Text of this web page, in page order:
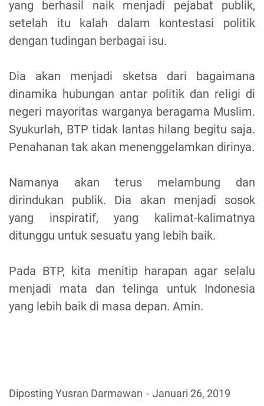
yang berhasil naik menjadi pejabat publik,
setelah itu kalah dalam kontestasi politik
dengan tudingan berbagai isu.
Dia akan menjadi sketsa dari bagaimana
dinamika hubungan antar politik dan religi di
negeri mayoritas warganya beragama Muslim.
Syukurlah, BTP tidak lantas hilang begitu saja.
Penahanan tak akan menenggelamkan dirinya.
Namanya akan terus melambung dan
dirindukan publik. Dia akan menjadi sosok
yang inspiratif, yang kalimat-kalimatnya
ditunggu untuk sesuatu yang lebih baik.
Pada BTP, kita menitip harapan agar selalu
menjadi mata dan telinga untuk Indonesia
yang lebih baik di masa depan. Amin.
Diposting Yusran Darmawan Januari 26, 2019